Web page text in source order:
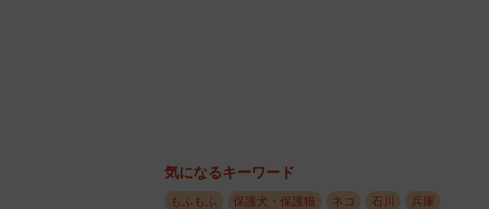
気になるキーワード
もふもふ 保護犬・保護猫 ネコ 石川 兵庫